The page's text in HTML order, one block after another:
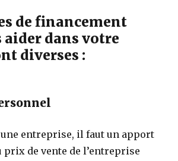
de financement
aider dans votre
diverses :
entreprise, il faut un apport
prix de vente de l’entreprise